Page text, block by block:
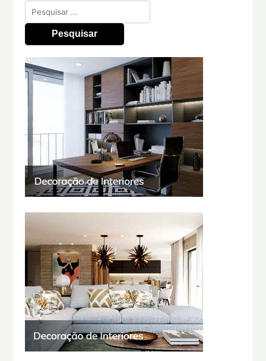
Pesquisar
por: